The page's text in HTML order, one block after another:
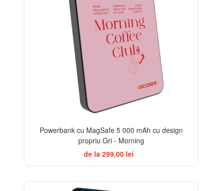
Powerbank cu MagSafe 5 000 mAh cu design
propriu Gri - Morning
de la 299,00 lei